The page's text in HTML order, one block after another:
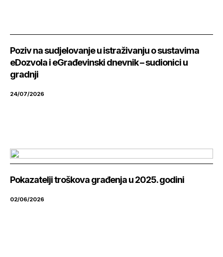
Poziv na sudjelovanje u istraživanju o sustavima
eDozvola i eGrađevinski dnevnik – sudionici u
gradnji
24/07/2026
Pokazatelji troškova građenja u 2025. godini
02/06/2026